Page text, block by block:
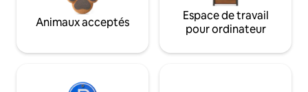
Animaux acceptés
Espace de travail
pour ordinateur